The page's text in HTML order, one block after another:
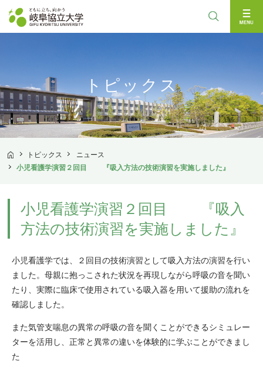
トピックス
TOP
トピックス
ニュース
小児看護学演習２回目 『吸入方法の技術演習を実施しました』
小児看護学演習２回目 『吸入
方法の技術演習を実施しました』
小児看護学では、２回目の技術演習として吸入方法の演習を行い
ました。母親に抱っこされた状況を再現しながら呼吸の音を聞い
たり、実際に臨床で使用されている吸入器を用いて援助の流れを
確認しました。
また気管支喘息の異常の呼吸の音を聞くことができるシミュレー
ターを活用し、正常と異常の違いを体験的に学ぶことができまし
た